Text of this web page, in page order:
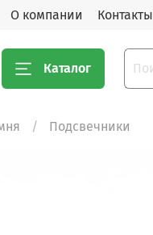
О компании Контакты
Каталог
Подсвечники